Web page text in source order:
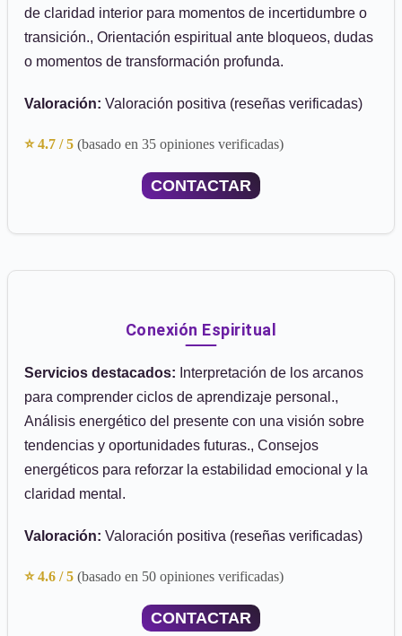
de claridad interior para momentos de incertidumbre o
transición., Orientación espiritual ante bloqueos, dudas
o momentos de transformación profunda.
Valoración: Valoración positiva (reseñas verificadas)
⭐ 4.7 / 5 (basado en 35 opiniones verificadas)
CONTACTAR
Conexión Espiritual
Servicios destacados: Interpretación de los arcanos
para comprender ciclos de aprendizaje personal.,
Análisis energético del presente con una visión sobre
tendencias y oportunidades futuras., Consejos
energéticos para reforzar la estabilidad emocional y la
claridad mental.
Valoración: Valoración positiva (reseñas verificadas)
⭐ 4.6 / 5 (basado en 50 opiniones verificadas)
CONTACTAR